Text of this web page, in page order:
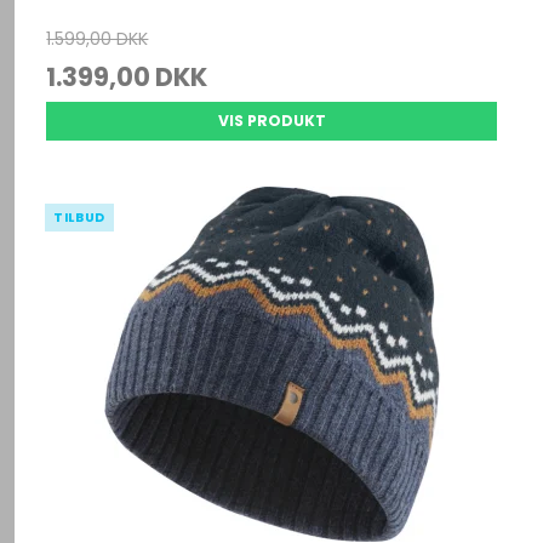
1.599,00 DKK
1.399,00 DKK
VIS PRODUKT
TILBUD